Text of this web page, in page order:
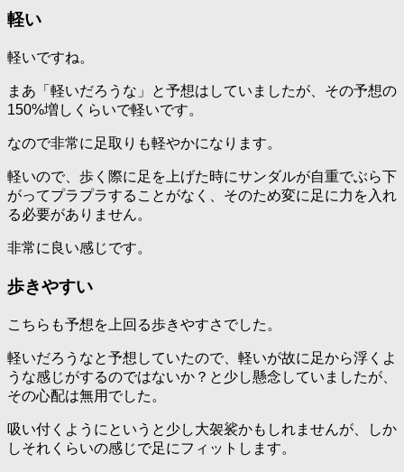
軽い
軽いですね。
まあ「軽いだろうな」と予想はしていましたが、その予想の
150%増しくらいで軽いです。
なので非常に足取りも軽やかになります。
軽いので、歩く際に足を上げた時にサンダルが自重でぶら下
がってプラプラすることがなく、そのため変に足に力を入れ
る必要がありません。
非常に良い感じです。
歩きやすい
こちらも予想を上回る歩きやすさでした。
軽いだろうなと予想していたので、軽いが故に足から浮くよ
うな感じがするのではないか？と少し懸念していましたが、
その心配は無用でした。
吸い付くようにというと少し大袈裟かもしれませんが、しか
しそれくらいの感じで足にフィットします。